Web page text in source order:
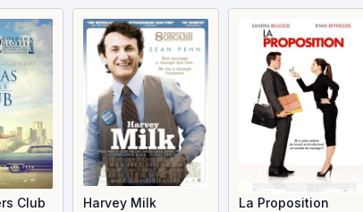
Club Harvey Milk La Proposition